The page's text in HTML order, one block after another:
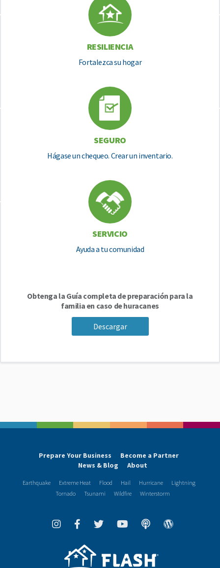
RESILIENCIA
Fortalezca su hogar
SEGURO
Hágase un chequeo. Crear un inventario.
SERVICIO
Ayuda a tu comunidad
Obtenga la Guía completa de preparación para la
familia en caso de huracanes
Descargar
Prepare Your Business
Become a Partner
News & Blog
About
Earthquake Extreme Heat Flood Hail Hurricane
Lightning
Tornado
Tsunami Wildfire Winterstorm